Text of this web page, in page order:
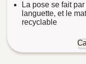
La pose se fait
languette, et le
recyclable